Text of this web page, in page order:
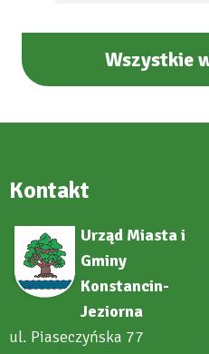
Wszystkie
Kontakt
Urząd Miasta i
Gminy
Konstancin-
Jeziorna
ul. Piaseczyńska 77